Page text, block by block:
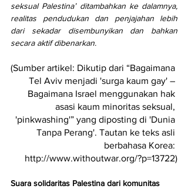
seksual Palestina’ ditambahkan ke dalamnya,
realitas pendudukan dan penjajahan lebih
dari sekadar disembunyikan dan bahkan
secara aktif dibenarkan.
(Sumber artikel: Dikutip dari “Bagaimana
Tel Aviv menjadi 'surga kaum gay' –
Bagaimana Israel menggunakan hak
asasi kaum minoritas seksual,
'pinkwashing'” yang diposting di 'Dunia
Tanpa Perang'. Tautan ke teks asli
berbahasa Korea:
http://www.withoutwar.org/?p=13722)
Suara solidaritas Palestina dari komunitas